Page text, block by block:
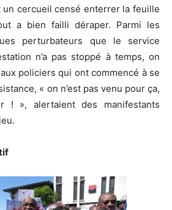
cercueil censé enterrer la feuille
a bien failli déraper. Parmi les
perturbateurs que le service
n’a pas stoppé à temps, on
policiers qui ont commencé à se
« on n’est pas venu pour ça,
! », alertaient des manifestants